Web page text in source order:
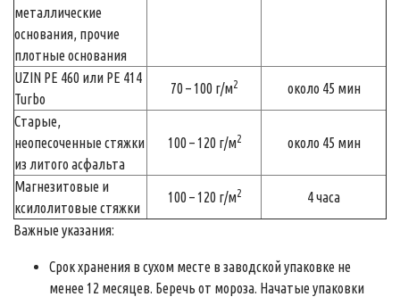
металлические
основания, прочие
плотные основания
UZIN PE 460 или PE 414
Turbo
70 – 100 г/м2 около 45 мин
Старые,
неопесоченные стяжки
из литого асфальта
100 – 120 г/м2 около 45 мин
Магнезитовые и
ксилолитовые стяжки
100 – 120 г/м2 4 часа
Важные указания:
Срок хранения в сухом месте в заводской упаковке не
менее 12 месяцев. Беречь от мороза. Начатые упаковки